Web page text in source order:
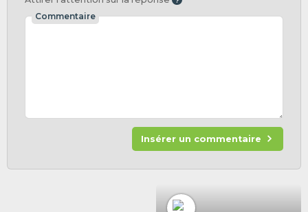
Commentaire
Insérer un commentaire